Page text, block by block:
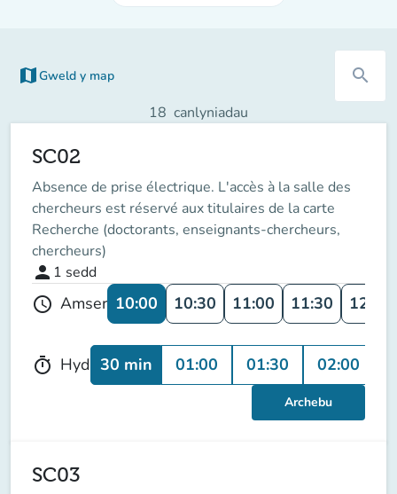
map Gweld y map
(tab newydd) search
18 canlyniadau
SC02
Absence de prise électrique. L'accès à la salle des
chercheurs est réservé aux titulaires de la carte
Recherche (doctorants, enseignants-chercheurs,
chercheurs)
person 1 sedd
schedule Amser 10:00 10:30 11:00 11:30 12:00
timer Hyd 30 min 01:00 01:30 02:00
Archebu
SC03